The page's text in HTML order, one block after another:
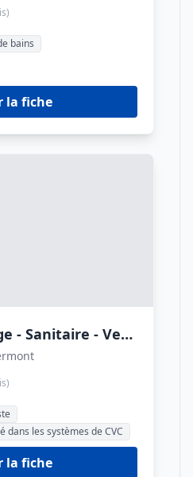
bains
la fiche
2CSV : Chauffage - Sanitaire - Ventilation - Plomberie
dans les systèmes de CVC
la fiche